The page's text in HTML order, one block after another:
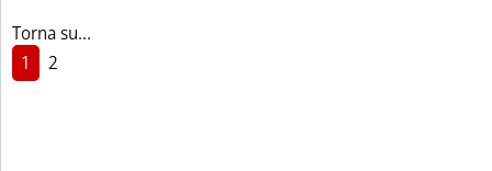
Torna su...
1
2